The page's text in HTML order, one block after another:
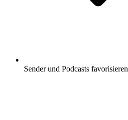
Sender und Podcasts favorisieren